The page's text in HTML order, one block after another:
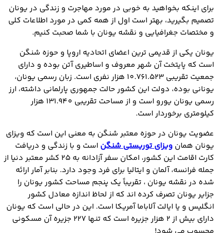
برای اینکه بخواهید به خوبی در مورد مهاجرت و زندگی در یونان
تصمیم بگیرید، بهتر است اول از همه کمی در مورد اطلاعات کلی
و مختصات جغرافیایی و نقشه یونان با شما صحبت کنیم.
یونان یکی از قدیمی ترین اعضای اتحادیه اروپا و حوزه شنگن
است که پایتخت آن شهر معروف و اساطیری آتن بوده و دارای
جمعیت تقریبی 10.761.523 هزار نفری است. زبان رسمی یونان،
یونانی بوده، دولت این کشور حالت جمهوری پارلمانی داشته، ارز
رسمی یونان یورو است و از مساحت تقریبی 131.940 هزار
کیلومتری برخوردار است.
عضویت یونان در حوزه معتبر شنگن به معنی این است که ویزای
یونان همان ویزای توریستی شنگن است و با زندگی و دریافت
کارت اقامت این کشور، امکان سفر آزادانه به 25 کشر معتبر دنیا از
جمله فرانسه، آلمان و ایتالیا برای فرد وجود دارد. بنابر آمار ارائه
شده در نقشه یونان ، تقریباً یک پنجم مساحت کشور یونان را
جزایر یونان تصرف کرده اند که از لحاظ اندازه معادل کشور
انگلیس و یا ایالت آلاباما آمریکا است. این در حالی است که یونان
دارای بیش از 2 هزار جزیره است که تنها 227 جزیره آن مسکونی